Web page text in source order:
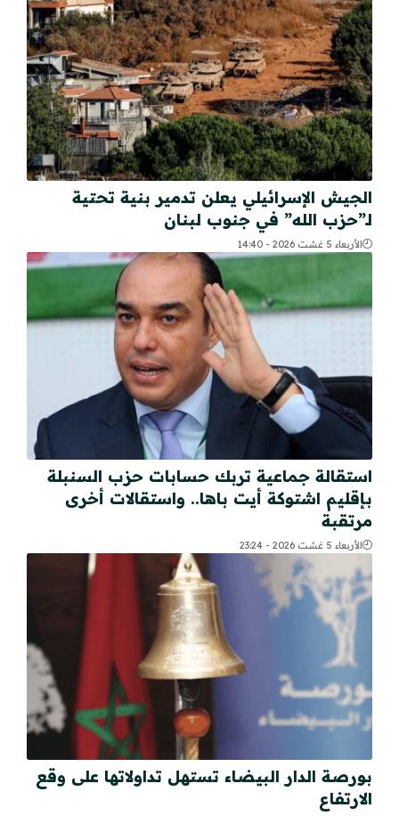
الجيش الإسرائيلي يعلن تدمير بنية تحتية
لـ”حزب الله” في جنوب لبنان
الأربعاء 5 غشت 2026 - 14:40
استقالة جماعية تربك حسابات حزب السنبلة
بإقليم اشتوكة أيت باها.. واستقالات أخرى
مرتقبة
الأربعاء 5 غشت 2026 - 23:24
بورصة الدار البيضاء تستهل تداولاتها على وقع
الارتفاع